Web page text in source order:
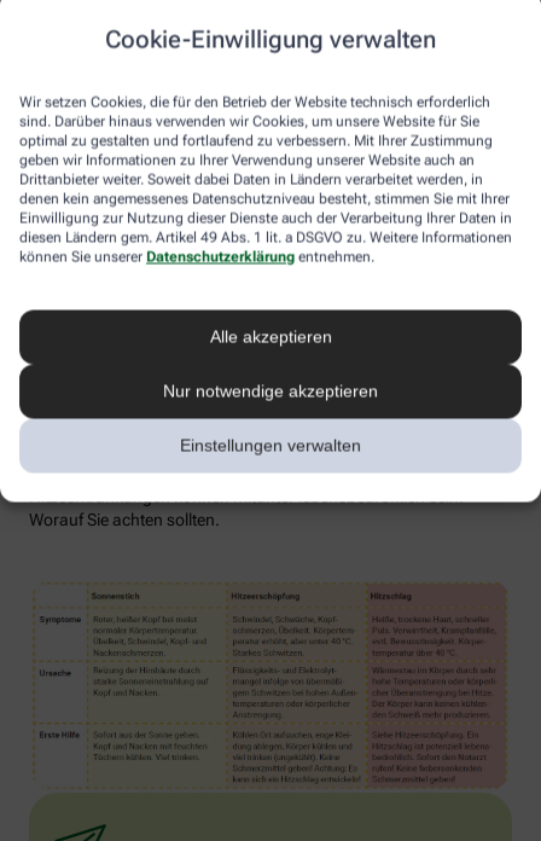
Cookie-Einwilligung verwalten
Wir setzen Cookies, die für den Betrieb der Website technisch erforderlich
sind. Darüber hinaus verwenden wir Cookies, um unsere Website für Sie
optimal zu gestalten und fortlaufend zu verbessern. Mit Ihrer Zustimmung
geben wir Informationen zu Ihrer Verwendung unserer Website auch an
Drittanbieter weiter. Soweit dabei Daten in Ländern verarbeitet werden, in
denen kein angemessenes Datenschutzniveau besteht, stimmen Sie mit Ihrer
Einwilligung zur Nutzung dieser Dienste auch der Verarbeitung Ihrer Daten in
diesen Ländern gem. Artikel 49 Abs. 1 lit. a DSGVO zu. Weitere Informationen
können Sie unserer Datenschutzerklärung entnehmen.
Alle akzeptieren
Nur notwendige akzeptieren
Einstellungen verwalten
Sommer nämlich oft doppelt so hoch wie bei moderaten
Temperaturen. Trinken wir zu wenig, sind Kopfschmerzen und
Weniger bekannt ist, dass ein Flüssigkeitsmangel auch anderen
Organen zusetzt. So kann Hitzestress auch ernsthaft die Nieren
schädigen – und zwar nachhaltig und auch bei gesunden
Menschen. Als Faustregel gilt: Zwei bis drei Liter täglich sollten es
sein. Die besten Durstlöscher: Mineralwasser, ungesüßte Kräuter-
und Früchtetees oder verdünnte Säfte. Auch wasserreiches Obst
und Gemüse wie Melonen, Gurken oder Tomaten kann
Nierenerkrankungen sollte man die Trinkmenge ärztlich
Sonnenstich, Hitzeerschöpfung und
Hitzschlag: Was ist das eigentlich?
Der lange Strandtag in der Sonne, der anstrengende Sport bei 30
Grad oder einfach nur die drückende Hitze in der Stadt:
Worauf Sie achten sollten.